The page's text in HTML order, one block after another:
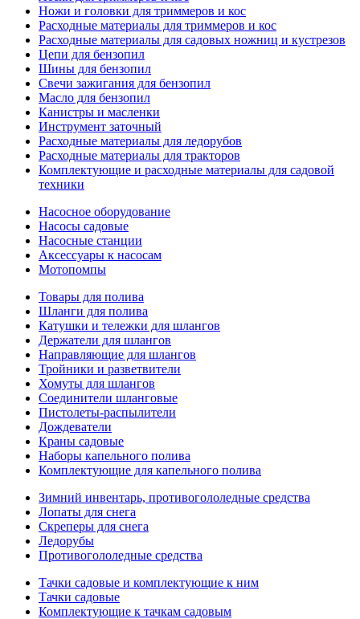
Ножи и головки для триммеров и кос
Расходные материалы для триммеров и кос
Расходные материалы для садовых ножниц и кустрезов
Цепи для бензопил
Шины для бензопил
Свечи зажигания для бензопил
Масло для бензопил
Канистры и масленки
Инструмент заточный
Расходные материалы для ледорубов
Расходные материалы для тракторов
Комплектующие и расходные материалы для садовой
техники
Насосное оборудование
Насосы садовые
Насосные станции
Аксессуары к насосам
Мотопомпы
Товары для полива
Шланги для полива
Катушки и тележки для шлангов
Держатели для шлангов
Направляющие для шлангов
Тройники и разветвители
Хомуты для шлангов
Соединители шланговые
Пистолеты-распылители
Дождеватели
Краны садовые
Наборы капельного полива
Комплектующие для капельного полива
Зимний инвентарь, противогололедные средства
Лопаты для снега
Скреперы для снега
Ледорубы
Противогололедные средства
Тачки садовые и комплектующие к ним
Тачки садовые
Комплектующие к тачкам садовым